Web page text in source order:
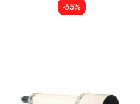
-55%